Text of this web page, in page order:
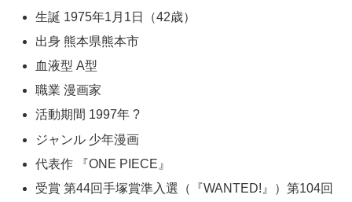
生誕 1975年1月1日（42歳）
出身 熊本県熊本市
血液型 A型
職業 漫画家
活動期間 1997年 ?
ジャンル 少年漫画
代表作 『ONE PIECE』
受賞 第44回手塚賞準入選（『WANTED!』）第104回